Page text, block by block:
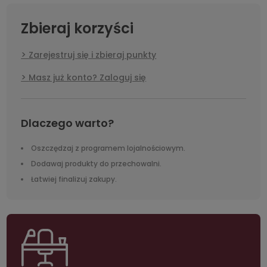
Zbieraj korzyści
Zarejestruj się i zbieraj punkty
Masz już konto? Zaloguj się
Dlaczego warto?
Oszczędzaj z programem lojalnościowym.
Dodawaj produkty do przechowalni.
Łatwiej finalizuj zakupy.